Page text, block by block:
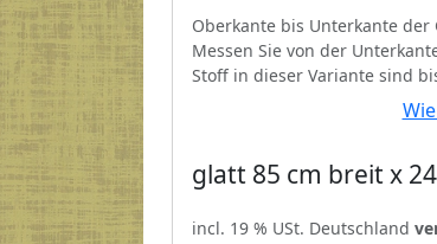
Oberkante bis Unterkante der
Messen Sie von der
Stoff in dieser Variante sind
glatt 85 cm breit x
incl. 19 % USt. Deutschland